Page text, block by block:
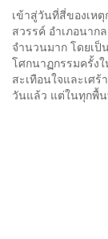
เข้าสู่วันที่สี่ของเห
สวรรค์ อำเภอนาก
จำนวนมาก โดยเป็
โศกนาฏกรรมครั้ง
สะเทือนใจและเศ
วันแล้ว แต่ในทุกพื้